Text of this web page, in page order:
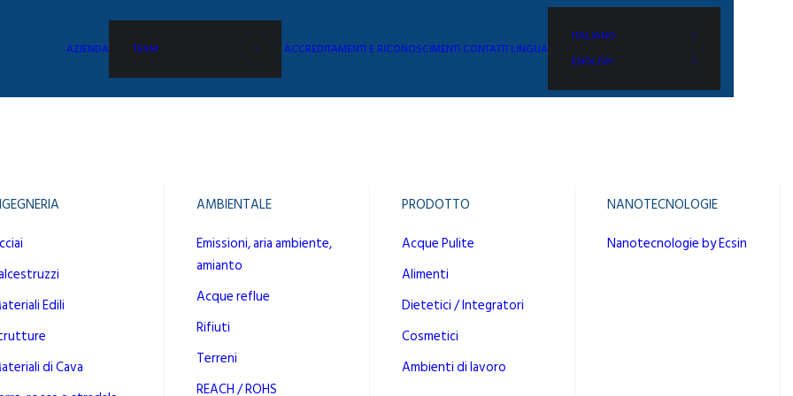
AZIENDA TEAM ACCREDITAMENTI E RICONOSCIMENTI CONTATTI LINGUA
ITALIANO
ENGLISH
Edili
di Cava
AMBIENTALE
Emissioni, aria ambiente,
amianto
Acque reflue
Rifiuti
Terreni
REACH / ROHS
PRODOTTO
Acque Pulite
Alimenti
Dietetici / Integratori
Cosmetici
Ambienti di lavoro
NANOTECNOLOGIE
Nanotecnologie by Ecsin